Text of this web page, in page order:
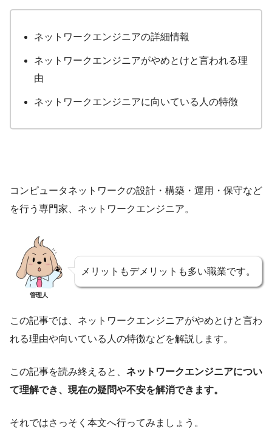
ネットワークエンジニアの詳細情報
ネットワークエンジニアがやめとけと言われる理
由
ネットワークエンジニアに向いている人の特徴
コンピュータネットワークの設計・構築・運用・保守など
を行う専門家、ネットワークエンジニア。
管理人
メリットもデメリットも多い職業です。
この記事では、ネットワークエンジニアがやめとけと言わ
れる理由や向いている人の特徴などを解説します。
この記事を読み終えると、 ネットワークエンジニアについ
て理解でき、現在の疑問や不安を解消できます。
それではさっそく本文へ行ってみましょう。